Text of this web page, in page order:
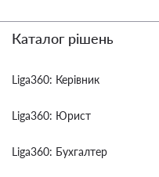
Каталог рішень
Liga360: Керівник
Liga360: Юрист
Liga360: Бухгалтер